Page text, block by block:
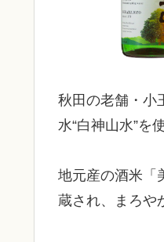
秋田の老舗・小
水“白神山水”を
地元産の酒米「
蔵され、まろや